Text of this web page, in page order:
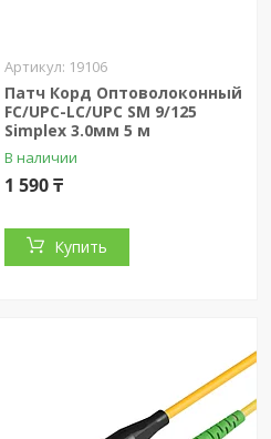
19106
Патч Корд Оптоволоконный
FС/UPC-LC/UPC SM 9/125
Simplex 3.0мм 5 м
В наличии
1 590 ₸
Купить